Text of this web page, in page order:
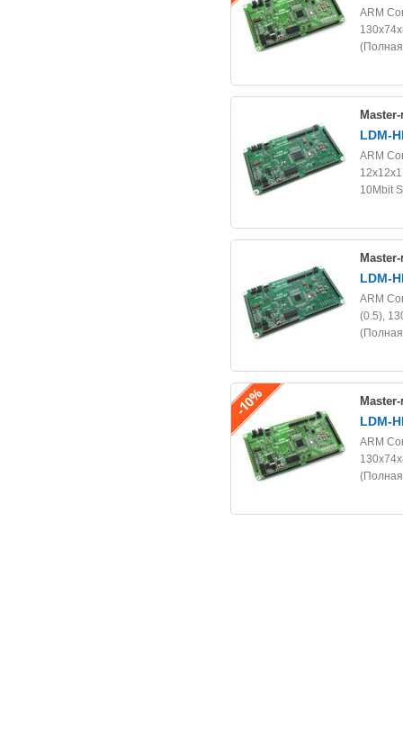
ARM
LDM-
ARM
10Mbit
LDM-
ARM
(0.5),
LDM-
ARM
Задать вопрос